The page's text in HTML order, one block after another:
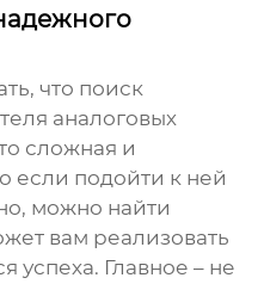
что поиск
аналоговых
сложная и
если подойти к ней
можно найти
вам реализовать
успеха. Главное – не